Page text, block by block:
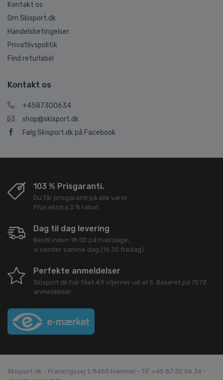
Kontakt os
Om Skisport.dk
Handelsbetingelser
Privatlivspolitik
Find returlabel
Kontakt os
+4587300634
shop@skisport.dk
Følg Skisport.dk på Facebook
103 % Prisgaranti.
Du får prisgaranti på alle varer.
Plus ekstra 3 % rabat
Dag til dag levering
Bestil inden 18:00 på hverdage,
vi sender samme dag (16:30 fredag).
Perfekte anmeldelser
Skisport.dk har fået 4,9 stjerner ud af 5. Baseret på 7572
anmeldelser.
Skisport.dk - Frankrigsvej 1, 8450 Hammel - Tlf. +45 87 30 06 34 -